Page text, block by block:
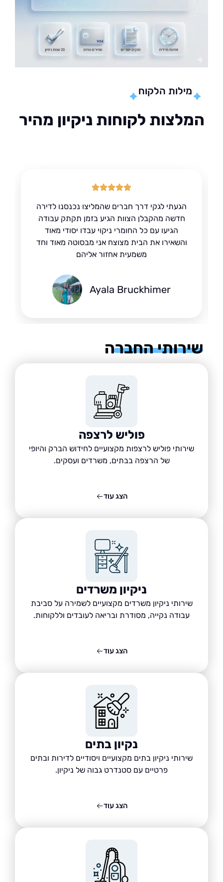
מילות הלקוח
לקוחות ניקיון מהיר
הגעתי לגקי דרך חברים שהמליצו נכנסנו לדירה
חדשה מהקבלן הצוות הגיע בזמן תקתק עבודה
הגיעו עם כל החומרי ניקוי עבדו יסודי מאוד
והשאירו את הבית מצוצח אני מבסוטה מאוד וחד
משמעית אחזור אליהם
Ayala Bruckhimer
החברה
פוליש לרצפה
שירותי פוליש לרצפות מקצועיים לחידוש הברק והיופי
של הרצפה בבתים, משרדים ועסקים.
ניקיון משרדים
שירותי ניקיון משרדים מקצועיים לשמירה על סביבת
עבודה נקייה, מסודרת ובריאה לעובדים וללקוחות.
נקיון בתים
שירותי ניקיון בתים מקצועיים ויסודיים לדירות ובתים
פרטיים עם סטנדרט גבוה של ניקיון.